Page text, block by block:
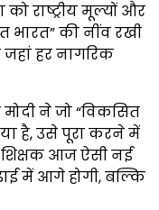
राष्ट्रीय मूल्यों और
भारत” की नींव रखी
जहां हर नागरिक
मोदी ने जो “विकसित
है, उसे पूरा करने में
शिक्षक आज ऐसी नई
में आगे होगी, बल्कि